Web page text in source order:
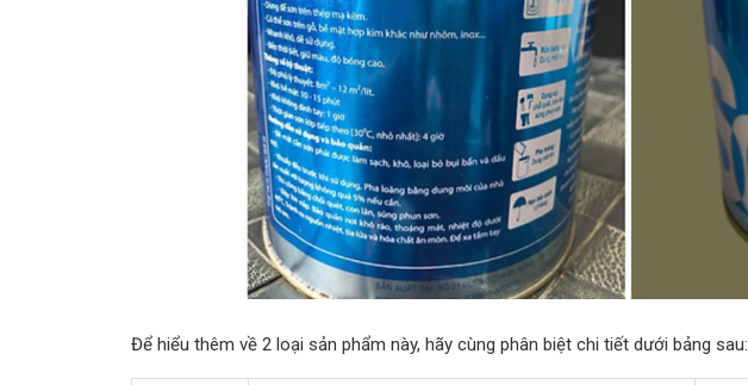
Để hiểu thêm về 2 loại sản phẩm này, hãy cùng phân biệt chi tiết dưới bảng sau: